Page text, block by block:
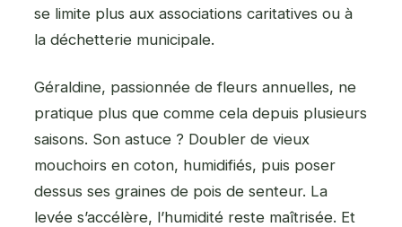
se limite plus aux associations caritatives ou à
la déchetterie municipale.
Géraldine, passionnée de fleurs annuelles, ne
pratique plus que comme cela depuis plusieurs
saisons. Son astuce ? Doubler de vieux
mouchoirs en coton, humidifiés, puis poser
dessus ses graines de pois de senteur. La
levée s’accélère, l’humidité reste maîtrisée. Et